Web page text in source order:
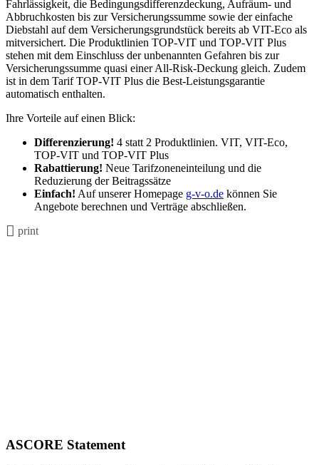
Fahrlässigkeit, die Bedingungsdifferenzdeckung, Aufräum- und
Abbruchkosten bis zur Versicherungssumme sowie der einfache
Diebstahl auf dem Versicherungsgrundstück bereits ab VIT-Eco als
mitversichert. Die Produktlinien TOP-VIT und TOP-VIT Plus
stehen mit dem Einschluss der unbenannten Gefahren bis zur
Versicherungssumme quasi einer All-Risk-Deckung gleich. Zudem
ist in dem Tarif TOP-VIT Plus die Best-Leistungsgarantie
automatisch enthalten.
Ihre Vorteile auf einen Blick:
Differenzierung! 4 statt 2 Produktlinien. VIT, VIT-Eco,
TOP-VIT und TOP-VIT Plus
Rabattierung! Neue Tarifzoneneinteilung und die
Reduzierung der Beitragssätze
Einfach! Auf unserer Homepage g-v-o.de können Sie
Angebote berechnen und Verträge abschließen.
print
ASCORE Statement